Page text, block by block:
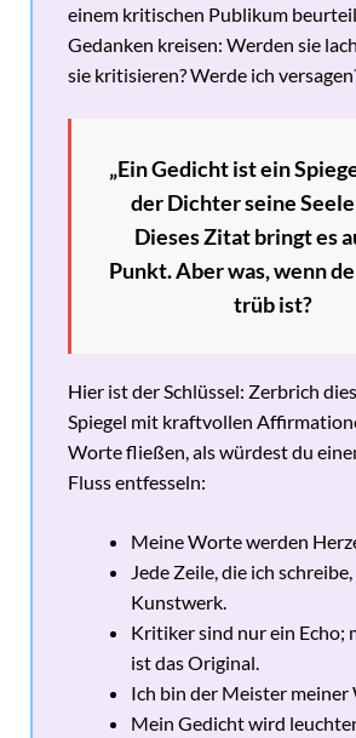
einem kritischen Publikum
Gedanken kreisen: Werden sie
sie kritisieren? Werde ich
„Ein Gedicht ist ein
der Dichter seine Seele
Dieses Zitat bringt es
Punkt. Aber was, wenn
trüb ist?
Hier ist der Schlüssel: Zerbrich
Spiegel mit kraftvollen
Worte fließen, als würdest du
Fluss entfesseln:
Meine Worte werden
Jede Zeile, die ich
Kunstwerk.
Kritiker sind nur ein Echo;
ist das Original.
Ich bin der Meister meiner
Mein Gedicht wird